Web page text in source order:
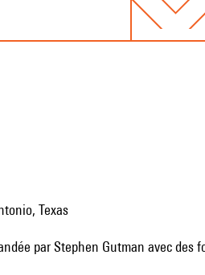
Texas
par Stephen Gutman avec